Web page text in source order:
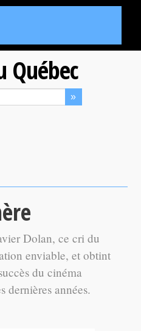
Québec
Dolan, ce cri du
enviable, et obtint
du cinéma
dernières années.